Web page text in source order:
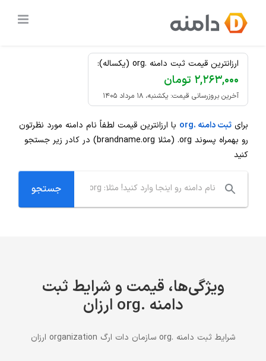
content
ثبت دامنه
ارزانترین قیمت ثبت دامنه .org (یکساله):
۲,۲۶۳,۰۰۰ تومان
آخرین بروزرسانی قیمت: یکشنبه، ۱۸ مرداد ۱۴۰۵
برای ثبت دامنه .org
با ارزانترین قیمت لطفاً نام دامنه مورد نظرتون
رو بهمراه پسوند .org
(مثلا brandname.org) در کادر زیر جستجو
کنید
ویژگی‌ها، قیمت و شرایط ثبت
دامنه .org ارزان
شرایط ثبت دامنه .org سازمان دات ارگ organization ارزان